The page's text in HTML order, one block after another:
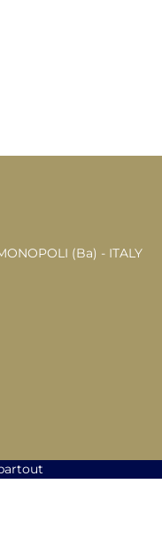
(Ba) - ITALY